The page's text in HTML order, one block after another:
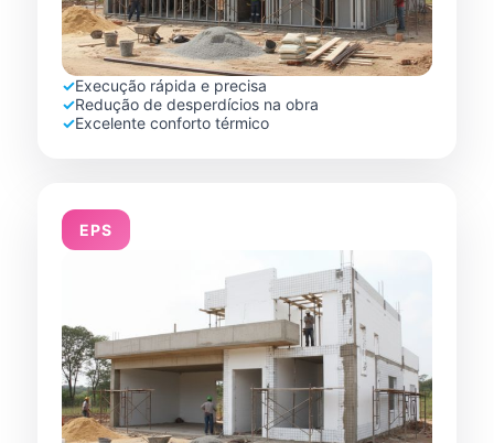
✓Execução rápida e precisa
✓Redução de desperdícios na obra
✓Excelente conforto térmico
EPS